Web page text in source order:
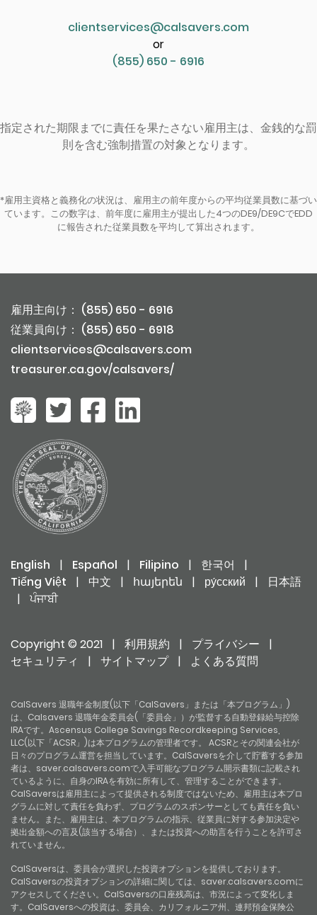
clientservices@calsavers.com
or
(855) 650 - 6916
指定された期限までに責任を果たさない雇用主は、金銭的な罰
則を含む強制措置の対象となります。
*雇用主資格と義務化の状況は、雇用主の前年度からの平均従業員数に基づい
ています。この数字は、前年度に雇用主が提出した4つのDE9/DE9CでEDD
に報告された従業員数を平均して算出されます。
雇用主向け： (855) 650 - 6916
従業員向け： (855) 650 - 6918
clientservices@calsavers.com
treasurer.ca.gov/calsavers/
English | Español | Filipino | 한국어
|
Tiếng Việt
| 中文 | հայերեն | ру́сский |
日本語
|
ਪੰਜਾਬੀ
Copyright © 2021 | 利用規約 | プライバシー
|
セキュリティ
| サイトマップ | よくある質問
CalSavers 退職年金制度(以下「CalSavers」または「本プログラム」)
は、Calsavers 退職年金委員会(「委員会」）が監督する自動登録給与控除
IRAです。Ascensus College Savings Recordkeeping Services,
LLC(以下「ACSR」)は本プログラムの管理者です。 ACSRとその関連会社が
日々のプログラム運営を担当しています。CalSaversを介して貯蓄する参加
者は、saver.calsavers.comで入手可能なプログラム開示書類に記載され
ているように、自身のIRAを有効に所有して、管理することができます。
CalSaversは雇用主によって提供される制度ではないため、雇用主は本プロ
グラムに対して責任を負わず、プログラムのスポンサーとしても責任を負い
ません。また、雇用主は、本プログラムの指示、従業員に対する参加決定や
拠出金額への言及(該当する場合）、または投資への助言を行うことを許可さ
れていません。
CalSaversは、委員会が選択した投資オプションを提供しております。
CalSaversの投資オプションの詳細に関しては、saver.calsavers.comに
アクセスしてください。CalSaversの口座残高は、市況によって変化しま
す。CalSaversへの投資は、委員会、カリフォルニア州、連邦預金保険公